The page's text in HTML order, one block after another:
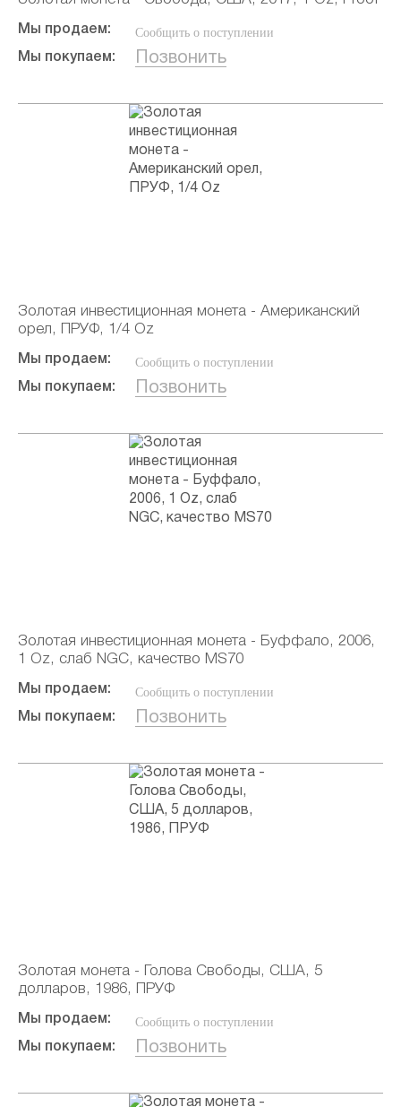
Мы продаем: Сообщить о поступлении
Мы покупаем: Позвонить
Золотая инвестиционная монета - Американский
орел, ПРУФ, 1/4 Oz
Мы продаем: Сообщить о поступлении
Мы покупаем: Позвонить
Золотая инвестиционная монета - Буффало, 2006,
1 Oz, слаб NGC, качество MS70
Мы продаем: Сообщить о поступлении
Мы покупаем: Позвонить
Золотая монета - Голова Свободы, США, 5
долларов, 1986, ПРУФ
Мы продаем: Сообщить о поступлении
Мы покупаем: Позвонить